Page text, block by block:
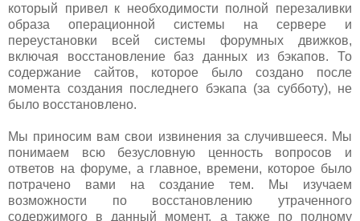
который привел к необходимости полной перезаливки
образа операционной системы на сервере и
переустановки всей системы форумных движков,
включая восстановление баз данных из бэкапов. То
содержание сайтов, которое было создано после
момента создания последнего бэкапа (за субботу), не
было восстановлено.
Мы приносим вам свои извинения за случившееся. Мы
понимаем всю безусловную ценность вопросов и
ответов на форуме, а главное, времени, которое было
потрачено вами на создание тем. Мы изучаем
возможности по восстановлению утраченного
содержимого в данный момент, а также по полному